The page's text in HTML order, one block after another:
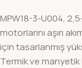
MPW18-3-U004,
motorlarını aşırı
için tasarlanmış
Termik ve